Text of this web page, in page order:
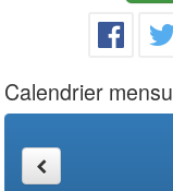
Calendrier